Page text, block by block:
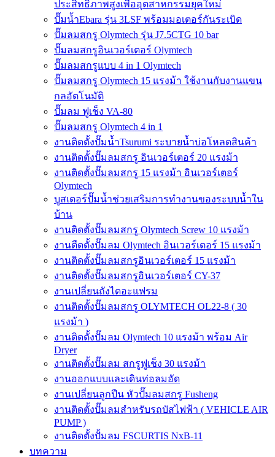
ประสิทธิภาพสูงเพื่ออุตสาหกรรมยุคใหม่
ปั๊มน้ำEbara รุ่น 3LSF พร้อมมอเตอร์กันระเบิด
ปั๊มลมสกรู Olymtech รุ่น J7.5CTG 10 bar
ปั๊มลมสกรูอินเวอร์เตอร์ Olymtech
ปั๊มลมสกรูแบบ 4 in 1 Olymtech
ปั๊มลมสกรู Olymtech 15 แรงม้า ใช้งานกับงานแขน
กลอัตโนมัติ
ปั๊มลม ฟูเช็ง VA-80
ปั๊มลมสกรู Olymtech 4 in 1
งานติดตั้งปั๊มน้ำTsurumi ระบายน้ำบ่อโหลดสินค้า
งานติดตั้งปั๊มลมสกรู อินเวอร์เตอร์ 20 แรงม้า
งานติดตั้งปั๊มลมสกรู 15 แรงม้า อินเวอร์เตอร์
Olymtech
บูสเตอร์ปั๊มน้ำช่วยเสริมการทำงานของระบบน้ำใน
บ้าน
งานติดตั้งปั๊มลมสกรู Olymtech Screw 10 แรงม้า
งานตืดตั้งปั๊มลม Olymtech อินเวอร์เตอร์ 15 แรงม้า
งานติดตั้งปั๊มลมสกรูอินเวอร์เตอร์ 15 แรงม้า
งานติดตั้งปั๊มลมสกรูอินเวอร์เตอร์ CY-37
งานเปลี่ยนถังไดอะแฟรม
งานติดตั้งปั๊มลมสกรู OLYMTECH OL22-8 ( 30
แรงม้า )
งานติดตั้งปั๊มลม Olymtech 10 แรงม้า พร้อม Air
Dryer
งานติดตั้งปั๊มลม สกรูฟูเช็ง 30 แรงม้า
งานออกแบบและเดินท่อลมอัด
งานเปลี่ยนลูกปืน หัวปั๊มลมสกรู Fusheng
งานติดตั้งปั๊มลมสำหรับรถบัสไฟฟ้า ( VEHICLE AIR
PUMP )
งานติดตั้งปั้มลม FSCURTIS NxB-11
บทความ